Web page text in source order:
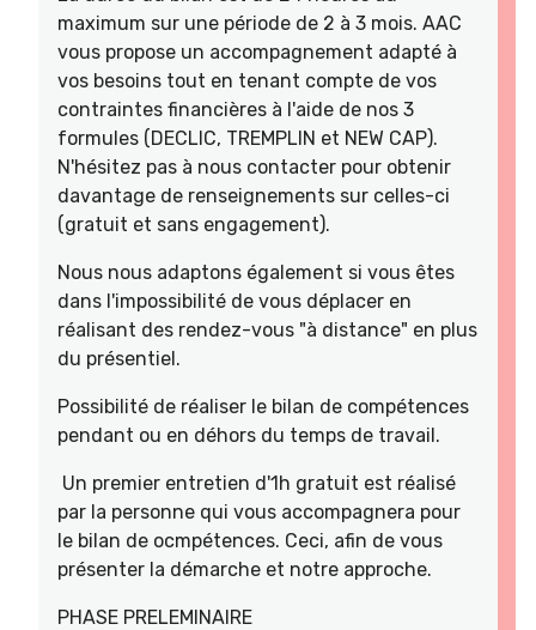
maximum sur une période de 2 à 3 mois. AAC
vous propose un accompagnement adapté à
vos besoins tout en tenant compte de vos
contraintes financières à l'aide de nos 3
formules (DECLIC, TREMPLIN et NEW CAP).
N'hésitez pas à nous contacter pour obtenir
davantage de renseignements sur celles-ci
(gratuit et sans engagement).
Nous nous adaptons également si vous êtes
dans l'impossibilité de vous déplacer en
réalisant des rendez-vous "à distance" en plus
du présentiel.
Possibilité de réaliser le bilan de compétences
pendant ou en déhors du temps de travail.
Un premier entretien d'1h gratuit est réalisé
par la personne qui vous accompagnera pour
le bilan de ocmpétences. Ceci, afin de vous
présenter la démarche et notre approche.
PHASE PRELEMINAIRE